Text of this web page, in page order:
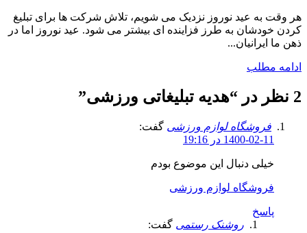
هر وقت به عید نوروز نزدیک می شویم، تلاش شرکت ها برای تبلیغ
کردن خودشان به طرز فزاینده ای بیشتر می شود. عید نوروز اما در
ذهن ما ایرانیان...
ادامه مطلب
2 نظر در “ هدیه تبلیغاتی ورزشی”
فروشگاه لوازم ورزشی گفت:
1400-02-11 در 19:16
خیلی دنبال این موضوع بودم
فروشگاه لوازم ورزشی
پاسخ
روشنک رستمی گفت: